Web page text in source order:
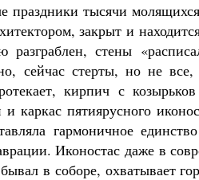
праздники тысячи
закрыт и
стены
сейчас стерты, но не
кирпич с
каркас пятиярусного
гармоничное
Иконостас даже в
в соборе, охватывает